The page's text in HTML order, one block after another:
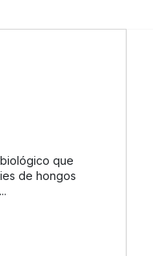
que
de hongos